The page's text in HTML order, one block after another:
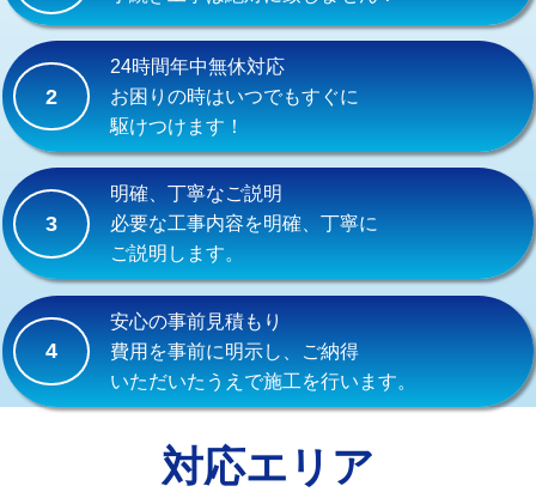
式・ワンホール）)
交換・取付(排水栓・排水トラップ
（P/S/ポップアップ））
交換・取付（その他部品）
持込商品取付（単水栓）
持込商品取付（混合水栓） 16,500円
持込商品取付（浄水器・分岐水栓） 16,500円
給水管工事※（ホール加工)
給水管工事※（バンド止め) 3,300円
給水管工事※（保温材使用（バンド止
5,500円
2
24時間年中無休対応
お困りの時はいつでもすぐに
駆けつけます！
3
明確、丁寧なご説明
必要な工事内容を明確、丁寧に
ご説明します。
4
安心の事前見積もり
費用を事前に明示し、ご納得
いただいたうえで施工を行います。
対応エリア